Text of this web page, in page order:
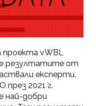
vWBL
резултатите от
експерти,
2021 г.
най-добри